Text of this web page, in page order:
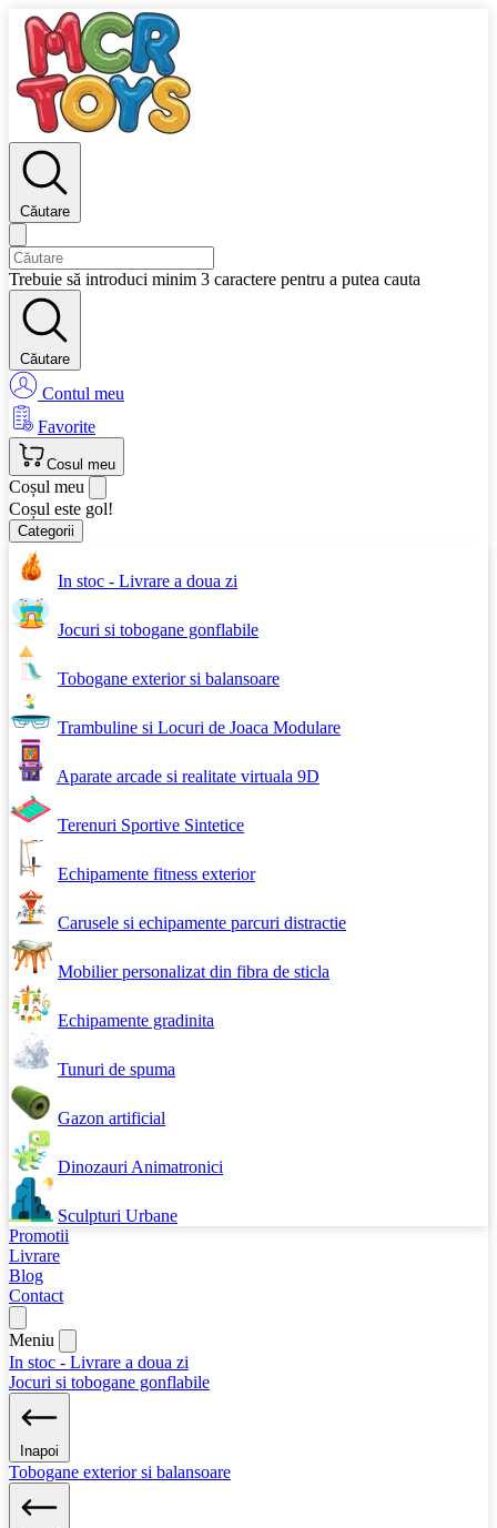
Căutare
Trebuie să introduci minim 3 caractere pentru a putea cauta
Căutare
Contul meu
Favorite
Cosul meu
Coșul meu
Coșul este gol!
Categorii
In stoc - Livrare a doua zi
Jocuri si tobogane gonflabile
Tobogane exterior si balansoare
Trambuline si Locuri de Joaca Modulare
Aparate arcade si realitate virtuala 9D
Terenuri Sportive Sintetice
Echipamente fitness exterior
Carusele si echipamente parcuri distractie
Mobilier personalizat din fibra de sticla
Echipamente gradinita
Tunuri de spuma
Gazon artificial
Dinozauri Animatronici
Sculpturi Urbane
Promotii
Livrare
Blog
Contact
Meniu
In stoc - Livrare a doua zi
Jocuri si tobogane gonflabile
Inapoi
Tobogane exterior si balansoare